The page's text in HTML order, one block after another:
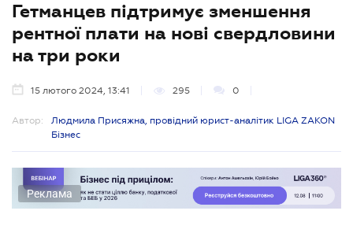
Гетманцев підтримує зменшення
рентної плати на нові свердловини
на три роки
15 лютого 2024, 13:41 295 0
Автор:
Людмила Присяжна, провідний юрист-аналітик LIGA ZAKON
Бізнес
Реклама